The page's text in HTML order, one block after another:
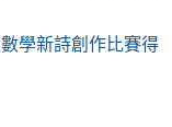
學新詩創作比賽得